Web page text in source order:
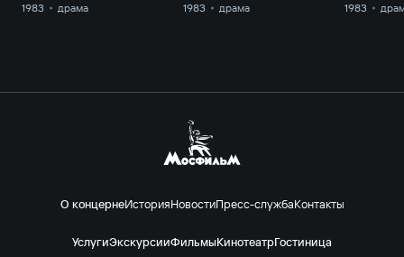
1983 драма 1983 драма 1983
О концернеИсторияНовостиПресс-службаКонтакты
УслугиЭкскурсииФильмыКинотеатрГостиница